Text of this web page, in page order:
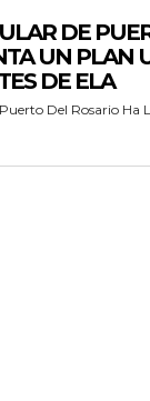
DE
UN PLAN
DE ELA
Del Rosario Ha